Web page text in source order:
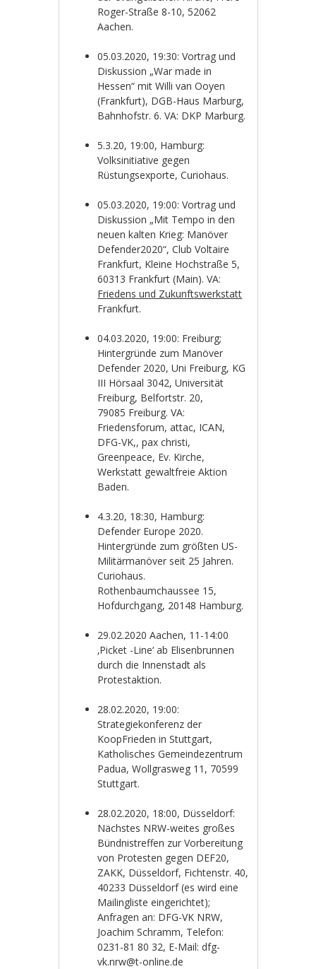
Roger-Straße 8-10, 52062
Aachen.
05.03.2020, 19:30: Vortrag und
Diskussion „War made in
Hessen“ mit Willi van Ooyen
(Frankfurt), DGB-Haus Marburg,
Bahnhofstr. 6. VA: DKP Marburg.
5.3.20, 19:00, Hamburg:
Volksinitiative gegen
Rüstungsexporte, Curiohaus.
05.03.2020, 19:00: Vortrag und
Diskussion „Mit Tempo in den
neuen kalten Krieg: Manöver
Defender2020“, Club Voltaire
Frankfurt, Kleine Hochstraße 5,
60313 Frankfurt (Main). VA:
Friedens und Zukunftswerkstatt
Frankfurt.
04.03.2020, 19:00: Freiburg;
Hintergründe zum Manöver
Defender 2020, Uni Freiburg, KG
III Hörsaal 3042, Universität
Freiburg, Belfortstr. 20,
79085 Freiburg. VA:
Friedensforum, attac, ICAN,
DFG-VK,, pax christi,
Greenpeace, Ev. Kirche,
Werkstatt gewaltfreie Aktion
Baden.
4.3.20, 18:30, Hamburg:
Defender Europe 2020.
Hintergründe zum größten US-
Militärmanöver seit 25 Jahren.
Curiohaus.
Rothenbaumchaussee 15,
Hofdurchgang, 20148 Hamburg.
29.02.2020 Aachen, 11-14:00
‚Picket -Line‘ ab Elisenbrunnen
durch die Innenstadt als
Protestaktion.
28.02.2020, 19:00:
Strategiekonferenz der
KoopFrieden in Stuttgart,
Katholisches Gemeindezentrum
Padua, Wollgrasweg 11, 70599
Stuttgart.
28.02.2020, 18:00, Düsseldorf:
Nächstes NRW-weites großes
Bündnistreffen zur Vorbereitung
von Protesten gegen DEF20,
ZAKK, Düsseldorf, Fichtenstr. 40,
40233 Düsseldorf (es wird eine
Mailingliste eingerichtet);
Anfragen an: DFG-VK NRW,
Joachim Schramm, Telefon:
0231-81 80 32, E-Mail: dfg-
vk.nrw@t-online.de